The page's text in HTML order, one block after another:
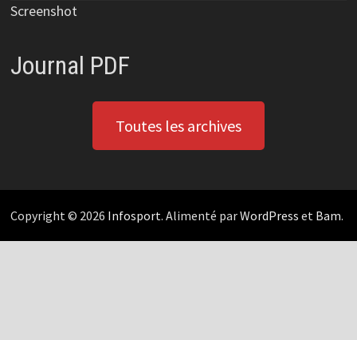
Screenshot
Journal PDF
Toutes les archives
Copyright © 2026 Infosport. Alimenté parWordPress et Bam.